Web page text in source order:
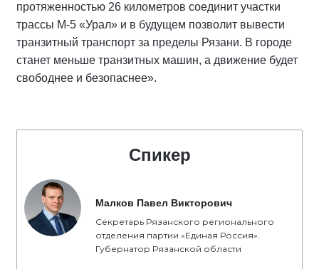
протяженностью 26 километров соединит участки
трассы М-5 «Урал» и в будущем позволит вывести
транзитный транспорт за пределы Рязани. В городе
станет меньше транзитных машин, а движение будет
свободнее и безопаснее».
Спикер
Малков Павел Викторович
Секретарь Рязанского регионального
отделения партии «Единая Россия».
Губернатор Рязанской области